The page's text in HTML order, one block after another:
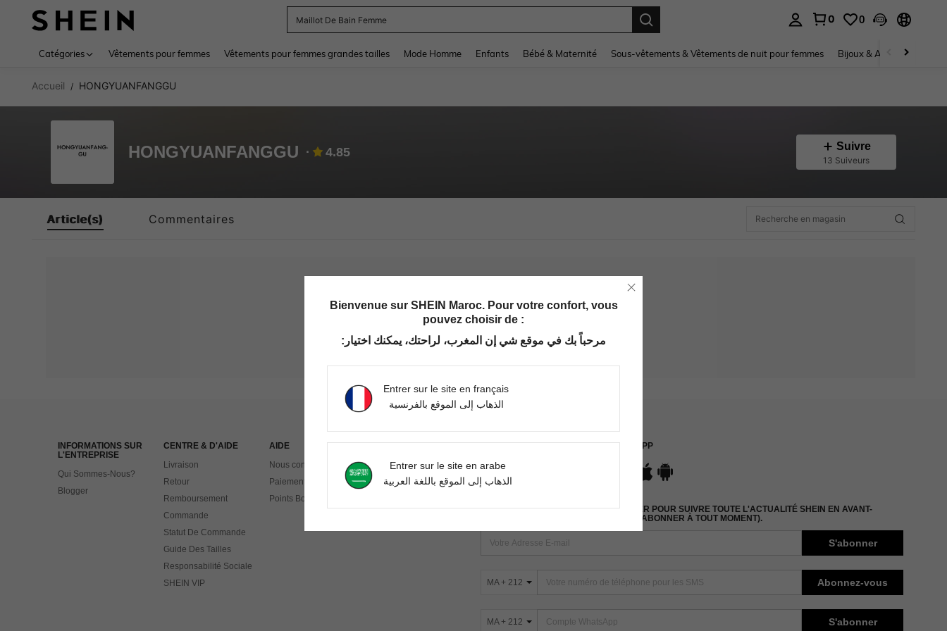
Maillot De Bain Femme
0 0
Catégories Vêtements pour femmes Vêtements pour femmes grandes tailles Mode Homme Enfants Bébé & Maternité Sous-vêtements & Vêtements de nuit pour femmes Bijoux & Accessoires pour
Accueil / HONGYUANFANGGU
HONGYUANFANGGU 4.85 Suivre
13 Suiveurs
Article(s) Commentaires
Aucun article trouvé. Veuillez essayer une autre recherche.
INFORMATIONS SUR
L'ENTREPRISE
Qui Sommes-Nous?
Blogger
CENTRE & D'AIDE
Livraison
Retour
Remboursement
Commande
Statut De Commande
Guide Des Tailles
Responsabilité Sociale
SHEIN VIP
AIDE
Nous contacter
Paiement
Points Bonus
TROUVEZ-NOUS SUR APP
ABONNEZ-VOUS À NOTRE NEWSLETTER POUR SUIVRE TOUTE L'ACTUALITÉ SHEIN EN AVANT-
PREMIÈRE ! (VOUS POUVEZ VOUS DÉSABONNER À TOUT MOMENT).
S'abonner
MA + 212 Abonnez-vous
MA + 212 S'abonner
Bienvenue sur SHEIN Maroc. Pour votre confort, vous
pouvez choisir de :
مرحباً بك في موقع شي إن المغرب، لراحتك، يمكنك اختيار:
Entrer sur le site en français
الذهاب إلى الموقع بالفرنسية
Entrer sur le site en arabe
الذهاب إلى الموقع باللغة العربية